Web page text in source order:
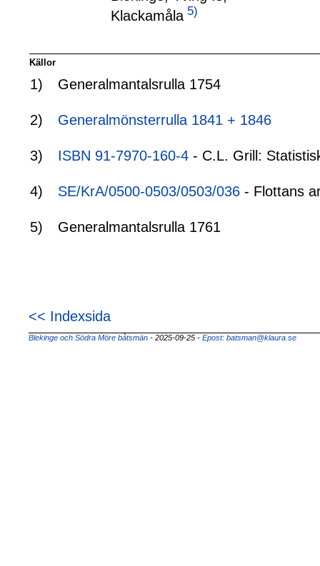
Klackamåla 5)
Källor
1) Generalmantalsrulla 1754
2) Generalmönsterrulla 1841 + 1846
3) ISBN 91-7970-160-4 - C.L. Grill:
4) SE/KrA/0500-0503/0503/036 - Flottans
5) Generalmantalsrulla 1761
<< Indexsida
Blekinge och Södra Möre båtsmän - 2025-09-25 - Epost: batsman@klaura.se